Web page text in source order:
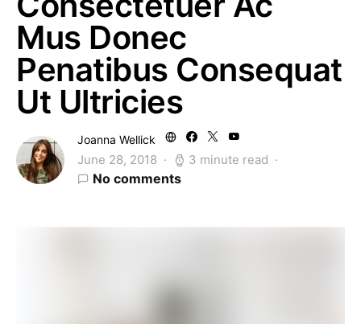
Mus Donec
Penatibus Consequat
Ut Ultricies
Joanna Wellick
June 28, 2018 3 minute read
No comments